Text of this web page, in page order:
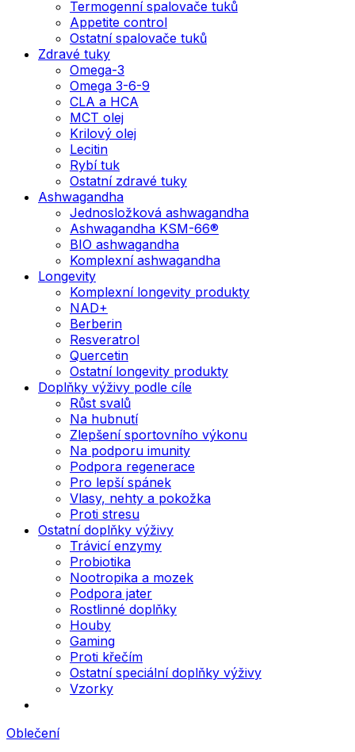
Termogenní spalovače tuků
Appetite control
Ostatní spalovače tuků
Zdravé tuky
Omega-3
Omega 3-6-9
CLA a HCA
MCT olej
Krilový olej
Lecitin
Rybí tuk
Ostatní zdravé tuky
Ashwagandha
Jednosložková ashwagandha
Ashwagandha KSM-66®
BIO ashwagandha
Komplexní ashwagandha
Longevity
Komplexní longevity produkty
NAD+
Berberin
Resveratrol
Quercetin
Ostatní longevity produkty
Doplňky výživy podle cíle
Růst svalů
Na hubnutí
Zlepšení sportovního výkonu
Na podporu imunity
Podpora regenerace
Pro lepší spánek
Vlasy, nehty a pokožka
Proti stresu
Ostatní doplňky výživy
Trávicí enzymy
Probiotika
Nootropika a mozek
Podpora jater
Rostlinné doplňky
Houby
Gaming
Proti křečím
Ostatní speciální doplňky výživy
Vzorky
Oblečení